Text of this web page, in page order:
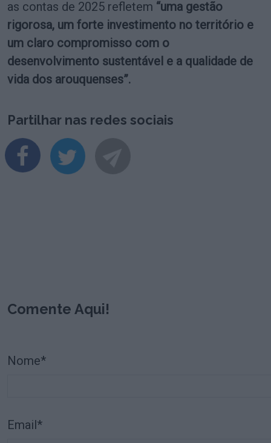
as contas de 2025 refletem “uma gestão
rigorosa, um forte investimento no território e
um claro compromisso com o
desenvolvimento sustentável e a qualidade de
vida dos arouquenses”.
Partilhar nas redes sociais
Comente Aqui!
Nome*
Email*